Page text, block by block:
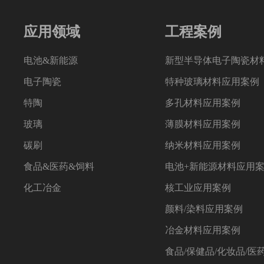
应用领域
电池&新能源
电子陶瓷
特陶
玻璃
碳刷
食品&医药&饲料
化工冶金
工程案例
新型半导体电子陶瓷材
特种玻璃材料应用案例
多孔材料应用案例
薄膜材料应用案例
纳米材料应用案例
电池+新能源材料应用
核工业应用案例
颜料/染料应用案例
冶金材料应用案例
食品/保健品/化妆品/医